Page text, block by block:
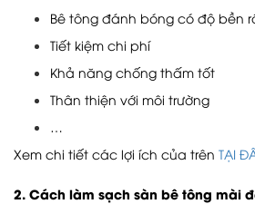
Bê tông đánh bóng có độ bền
Tiết kiệm chi phí
Khả năng chống thấm tốt
Thân thiện với môi trường
Xem chi tiết các lợi ích của trên TẠI
2. Cách làm sạch sàn bê tông mài